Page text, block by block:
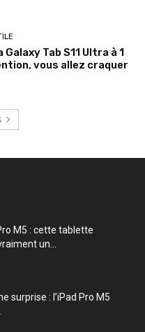
Tab S11 Ultra à 1
vous allez craquer
M5 : cette tablette
un...
surprise : l’iPad Pro M5